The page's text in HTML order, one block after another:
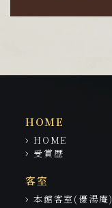
HOME
HOME
受賞歴
客室
本館客室(優湯庵)